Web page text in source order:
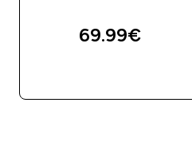
69.99€‎